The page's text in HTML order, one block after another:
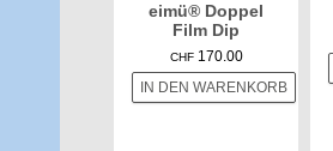
eimü® Doppel
Film Dip
CHF 170.00
IN DEN WARENKORB